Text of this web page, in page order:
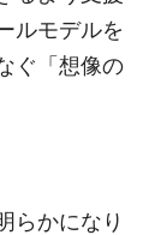
ルモデルを
ぐ「想像の
らかになり